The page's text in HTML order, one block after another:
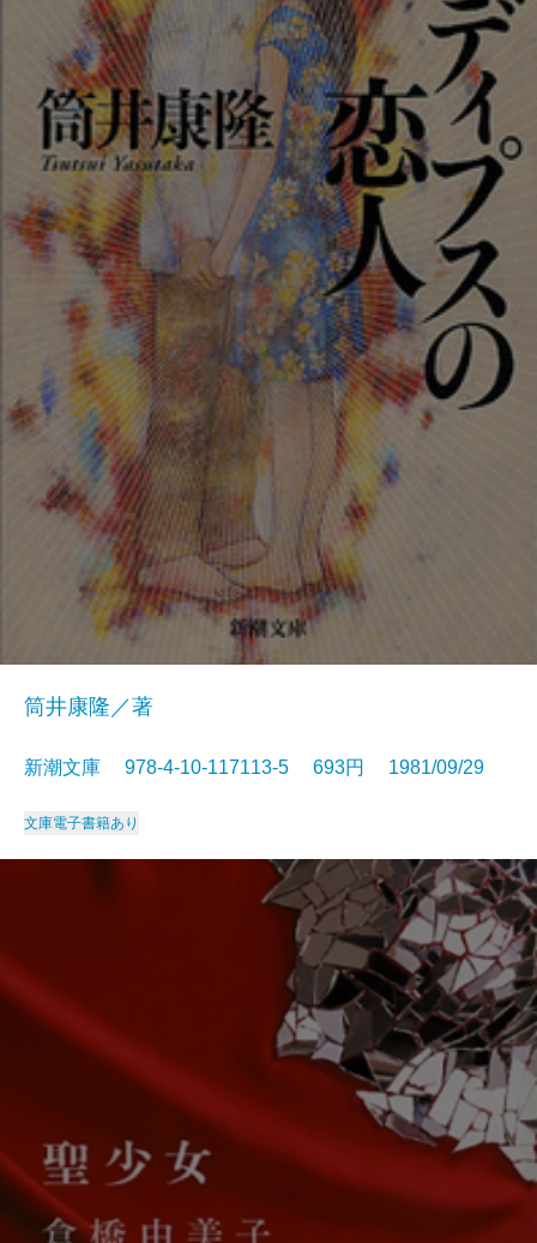
筒井康隆／著
新潮文庫 978-4-10-117113-5 693円 1981/09/29
文庫電子書籍あり